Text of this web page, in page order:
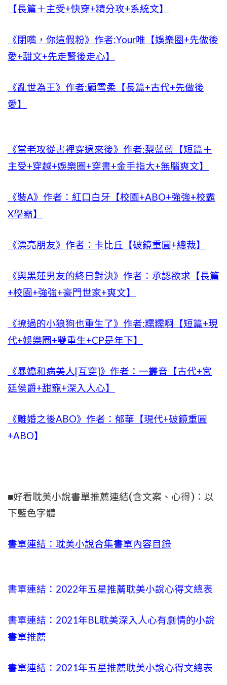
【長篇＋主受+快穿+精分攻+系統文】
《閉嘴，你這假粉》作者:Your唯【娛樂圈+先做後
愛+甜文+先走腎後走心】
《亂世為王》作者:顧雪柔【長篇+古代+先做後
愛】
《當老攻從書裡穿過來後》作者:梨藍藍【短篇＋
主受+穿越+娛樂圈+穿書+金手指大+無腦爽文】
《裝A》作者：紅口白牙【校園+ABO+強強+校霸
X學霸】
《漂亮朋友》作者：卡比丘【破鏡重圓+總裁】
《與黑蓮男友的終日對決》作者：承認欲求【長篇
+校園+強強+豪門世家+爽文】
《撩過的小狼狗也重生了》作者:糯糯啊【短篇+現
代+娛樂圈+雙重生+CP是年下】
《暴嬌和病美人[互穿]》作者：一叢音【古代+宮
廷侯爵+甜寵+深入人心】
《離婚之後ABO》作者：郁華【現代+破鏡重圓
+ABO】
■好看耽美小說書單推薦連結(含文案、心得)：以
下藍色字體
書單連結：耽美小說合集書單內容目錄
書單連結：2022年五星推薦耽美小說心得文總表
書單連結：2021年BL耽美深入人心有劇情的小說
書單推薦
書單連結：2021年五星推薦耽美小說心得文總表